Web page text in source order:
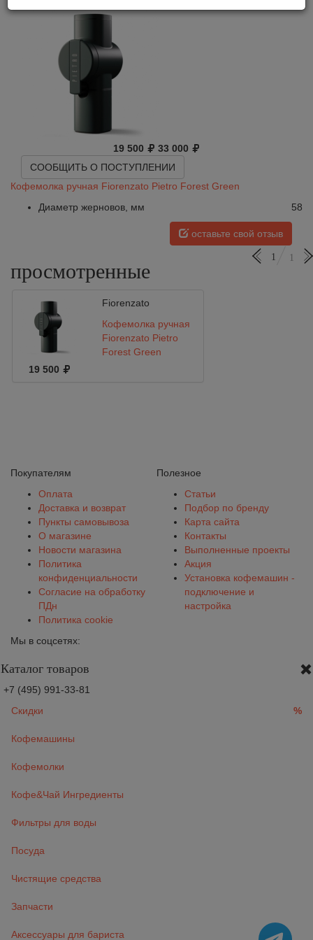
19 500
33 000
СООБЩИТЬ О ПОСТУПЛЕНИИ
Кофемолка ручная Fiorenzato Pietro Forest Green
Диаметр жерновов, мм
58
оставьте свой отзыв
просмотренные
1 1
Fiorenzato
Кофемолка ручная
Fiorenzato Pietro
Forest Green
19 500
Покупателям
Оплата
Доставка и возврат
Пункты самовывоза
О магазине
Новости магазина
Политика
конфиденциальности
Согласие на обработку
ПДн
Политика cookie
Полезное
Статьи
Подбор по бренду
Карта сайта
Контакты
Выполненные проекты
Акция
Установка кофемашин -
подключение и
настройка
Мы в соцсетях:
Каталог товаров
+7 (495) 991-33-81
Скидки
%
Кофемашины
Кофемолки
Кофе&Чай Ингредиенты
Фильтры для воды
Посуда
Чистящие средства
Запчасти
Аксессуары для бариста